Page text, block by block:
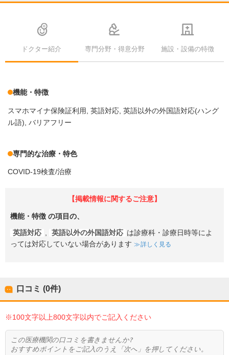
ドクター紹介 専門分野・得意分野 施設・設備の特徴
機能・特徴
スマホマイナ保険証利用 英語対応 英語以外の外国語対応(ハング
ル語) バリアフリー
専門的な治療・特色
COVID-19検査/治療
【掲載情報に関するご注意】
機能・特徴 の項目の、
英語対応 , 英語以外の外国語対応 は診療科・診療日時等によ
っては対応していない場合があります
詳しく見る
口コミ (0件)
※100文字以上800文字以内でご記入ください